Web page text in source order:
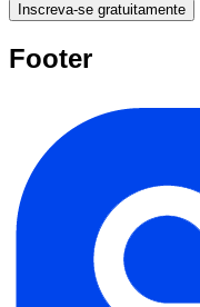
Inscreva-se gratuitamente
Footer